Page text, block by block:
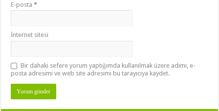
E-posta*
İnternet sitesi
Bir dahaki sefere yorum yaptığımda kullanılmak üzere adımı, e-
posta adresimi ve web site adresimi bu tarayıcıya kaydet.